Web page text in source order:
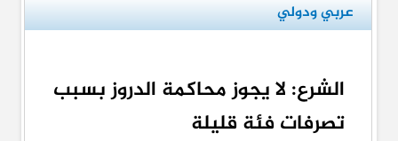
عربي ودولي
الشرع: لا يجوز محاكمة الدروز بسبب
تصرفات فئة قليلة